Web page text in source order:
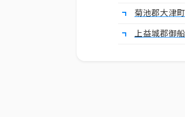
菊池郡大津町
上益城郡御